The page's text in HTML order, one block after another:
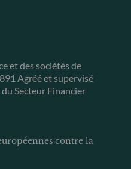
et des sociétés de
Agréé et supervisé
Secteur Financier
contre la